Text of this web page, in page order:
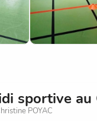
sportive au
POYAC